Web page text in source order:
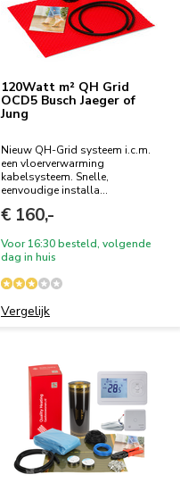
120Watt m² QH Grid
OCD5 Busch Jaeger of
Jung
Nieuw QH-Grid systeem i.c.m.
een vloerverwarming
kabelsysteem. Snelle,
eenvoudige installa...
€ 160,-
Voor 16:30 besteld, volgende
dag in huis
Vergelijk